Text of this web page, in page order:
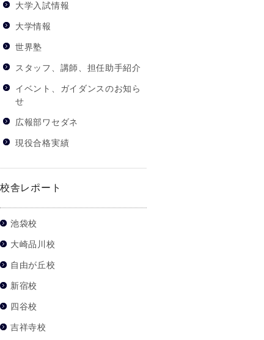
大学入試情報
大学情報
世界塾
スタッフ、講師、担任助手紹介
イベント、ガイダンスのお知ら
せ
広報部ワセダネ
現役合格実績
校舎レポート
池袋校
大崎品川校
自由が丘校
新宿校
四谷校
吉祥寺校